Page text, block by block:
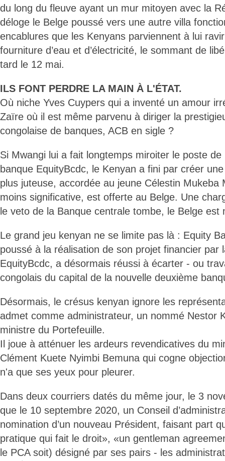
du long du fleuve ayant un mur mitoyen avec la
déloge le Belge poussé vers une autre villa
encablures que les Kenyans parviennent à lui
fourniture d’eau et d’électricité, le sommant de
tard le 12 mai.
ILS FONT PERDRE LA MAIN À L'ÉTAT.
Où niche Yves Cuypers qui a inventé un amour
Zaïre où il est même parvenu à diriger la
congolaise de banques, ACB en sigle ?
Si Mwangi lui a fait longtemps miroiter le poste
banque EquityBcdc, le Kenyan a fini par créer
plus juteuse, accordée au jeune Célestin Mukeba
moins significative, est offerte au Belge. Une
le veto de la Banque centrale tombe, le Belge est
Le grand jeu kenyan ne se limite pas là : Equity
poussé à la réalisation de son projet financier par
EquityBcdc, a désormais réussi à écarter - ou
congolais du capital de la nouvelle deuxième
Désormais, le crésus kenyan ignore les
admet comme administrateur, un nommé Nestor
ministre du Portefeuille.
Il joue à atténuer les ardeurs revendicatives du
Clément Kuete Nyimbi Bemuna qui cogne
n'a que ses yeux pour pleurer.
Dans deux courriers datés du même jour, le 3
que le 10 septembre 2020, un Conseil
nomination d’un nouveau Président, faisant part
pratique qui fait le droit», «un gentleman
le PCA soit) désigné par ses pairs - les